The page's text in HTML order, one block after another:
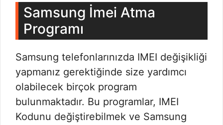
Samsung İmei Atma
Programı
Samsung telefonlarınızda IMEI değişikliği
yapmanız gerektiğinde size yardımcı
olabilecek birçok program
bulunmaktadır. Bu programlar, IMEI
Kodunu değiştirebilmek ve Samsung